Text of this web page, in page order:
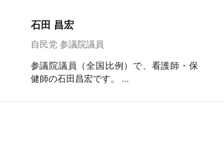
石田 昌宏
自民党 参議院議員
参議院議員（全国比例）で、看護師・保
健師の石田昌宏です。 ...